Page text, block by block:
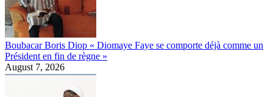
Boubacar Boris Diop « Diomaye Faye se comporte déjà comme un
Président en fin de règne »
August 7, 2026